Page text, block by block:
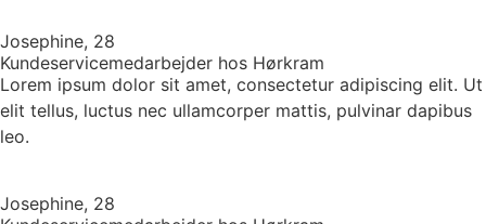
Josephine, 28
Kundeservicemedarbejder hos Hørkram
Lorem ipsum dolor sit amet, consectetur adipiscing elit. Ut
elit tellus, luctus nec ullamcorper mattis, pulvinar dapibus
leo.
Josephine, 28